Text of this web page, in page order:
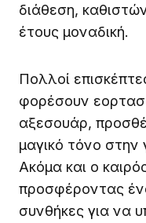
διάθεση,
έτους μοναδική.
Πολλοί
φορέσουν
αξεσουάρ,
μαγικό τόνο στην
Ακόμα και ο
προσφέροντας
συνθήκες για να